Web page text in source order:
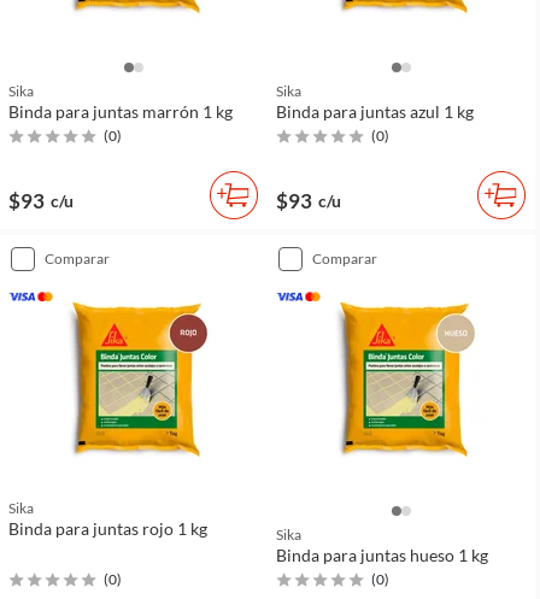
Sika
Binda para juntas marrón 1 kg
(0)
$93 c/u
Sika
Binda para juntas azul 1 kg
(0)
$93 c/u
comparar
Sika
Binda para juntas rojo 1 kg
(0)
comparar
Sika
Binda para juntas hueso 1 kg
(0)